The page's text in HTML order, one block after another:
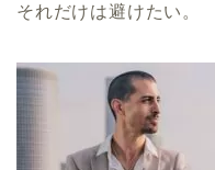
それだけは避けたい。